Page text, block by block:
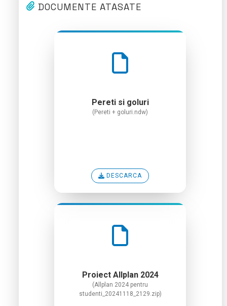
DOCUMENTE ATASATE
Pereti si goluri
(Pereti + goluri.ndw)
DESCARCA
Proiect Allplan 2024
(Allplan 2024 pentru
studenti_20241118_2129.zip)